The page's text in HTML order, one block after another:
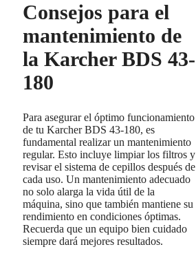
Consejos para el
mantenimiento de
la Karcher BDS 43-
180
Para asegurar el óptimo funcionamiento
de tu Karcher BDS 43-180, es
fundamental realizar un mantenimiento
regular. Esto incluye limpiar los filtros y
revisar el sistema de cepillos después de
cada uso. Un mantenimiento adecuado
no solo alarga la vida útil de la
máquina, sino que también mantiene su
rendimiento en condiciones óptimas.
Recuerda que un equipo bien cuidado
siempre dará mejores resultados.